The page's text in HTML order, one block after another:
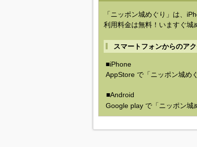
「ニッポン城めぐり」は、
利用料金は無料！いますぐ城
スマートフォンからのア
■iPhone
AppStore で「ニッポン城め
■Android
Google play で「ニッポン城